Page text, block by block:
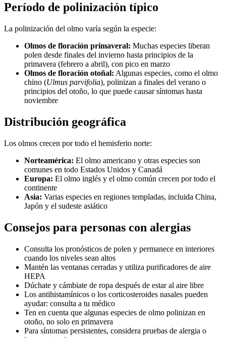
Período de polinización típico
La polinización del olmo varía según la especie:
Olmos de floración primaveral: Muchas especies liberan
polen desde finales del invierno hasta principios de la
primavera (febrero a abril), con pico en marzo
Olmos de floración otoñal: Algunas especies, como el olmo
chino (Ulmus parvifolia), polinizan a finales del verano o
principios del otoño, lo que puede causar síntomas hasta
noviembre
Distribución geográfica
Los olmos crecen por todo el hemisferio norte:
Norteamérica: El olmo americano y otras especies son
comunes en todo Estados Unidos y Canadá
Europa: El olmo inglés y el olmo común crecen por todo el
continente
Asia: Varias especies en regiones templadas, incluida China,
Japón y el sudeste asiático
Consejos para personas con alergias
Consulta los pronósticos de polen y permanece en interiores
cuando los niveles sean altos
Mantén las ventanas cerradas y utiliza purificadores de aire
HEPA
Dúchate y cámbiate de ropa después de estar al aire libre
Los antihistamínicos o los corticosteroides nasales pueden
ayudar: consulta a tu médico
Ten en cuenta que algunas especies de olmo polinizan en
otoño, no solo en primavera
Para síntomas persistentes, considera pruebas de alergia o